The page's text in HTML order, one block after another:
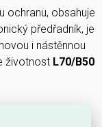
ochranu, obsahuje
předřadník, je
i nástěnnou
životnost L70/B50